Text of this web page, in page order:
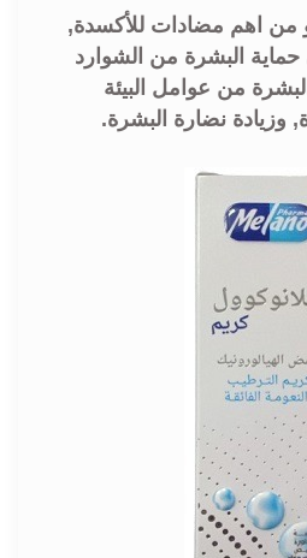
من اهم مضادات للأكسدة,
البشرة من الشوارد
من عوامل البيئة
وزيادة نضارة البشرة.